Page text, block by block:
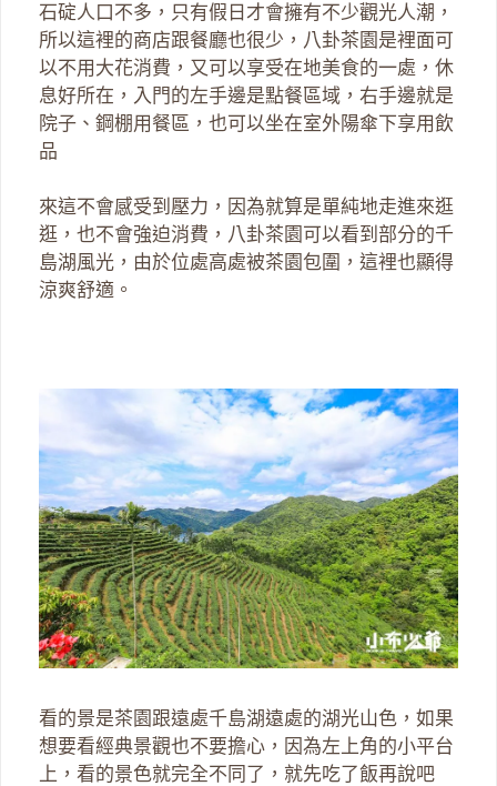
石碇人口不多，只有假日才會擁有不少觀光人潮，
所以這裡的商店跟餐廳也很少，八卦茶園是裡面可
以不用大花消費，又可以享受在地美食的一處，休
息好所在，入門的左手邊是點餐區域，右手邊就是
院子、鋼棚用餐區，也可以坐在室外陽傘下享用飲
品
來這不會感受到壓力，因為就算是單純地走進來逛
逛，也不會強迫消費，八卦茶園可以看到部分的千
島湖風光，由於位處高處被茶園包圍，這裡也顯得
涼爽舒適。
看的景是茶園跟遠處千島湖遠處的湖光山色，如果
想要看經典景觀也不要擔心，因為左上角的小平台
上，看的景色就完全不同了，就先吃了飯再說吧